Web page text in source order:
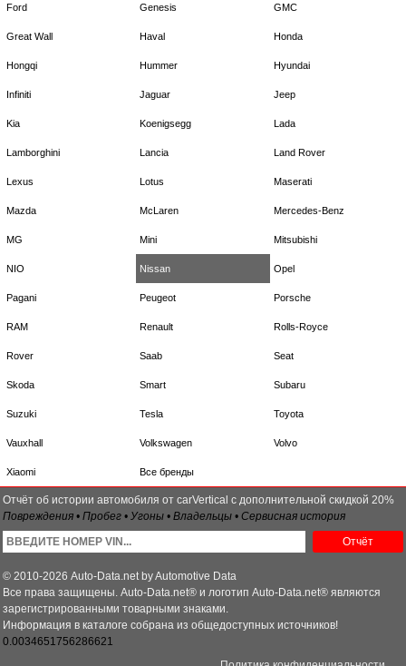
Ford Genesis GMC
Great Wall Haval Honda
Hongqi Hummer Hyundai
Infiniti Jaguar Jeep
Kia Koenigsegg Lada
Lamborghini Lancia Land Rover
Lexus Lotus Maserati
Mazda McLaren Mercedes-Benz
MG Mini Mitsubishi
NIO Nissan Opel
Pagani Peugeot Porsche
RAM Renault Rolls-Royce
Rover Saab Seat
Skoda Smart Subaru
Suzuki Tesla Toyota
Vauxhall Volkswagen Volvo
Xiaomi Все бренды
Отчёт об истории автомобиля от carVertical с дополнительной скидкой 20%
Повреждения • Пробег • Угоны • Владельцы • Сервисная история
Отчёт
© 2010-2026 Auto-Data.net by Automotive Data
Все права защищены. Auto-Data.net® и логотип Auto-Data.net® являются
зарегистрированными товарными знаками.
Информация в каталоге собрана из общедоступных источников!
0.0034651756286621